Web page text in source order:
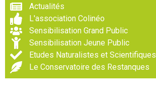
Actualités
L'association Colinéo
Sensibilisation Grand Public
Sensibilisation Jeune Public
Etudes Naturalistes et Scientifiques
Le Conservatoire des Restanques